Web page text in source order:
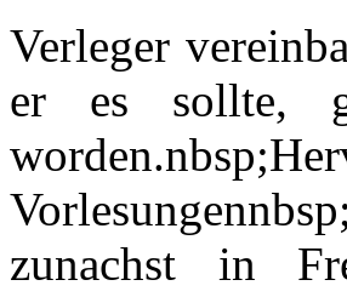
Verleger
er es sollte,
zunachst in